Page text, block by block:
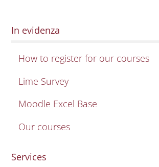
In evidenza
How to register for our courses
Lime Survey
Moodle Excel Base
Our courses
Services